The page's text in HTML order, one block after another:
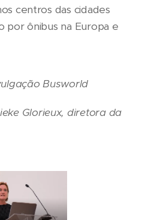
centros das cidades
por ônibus na Europa e
Busworld
Glorieux, diretora da